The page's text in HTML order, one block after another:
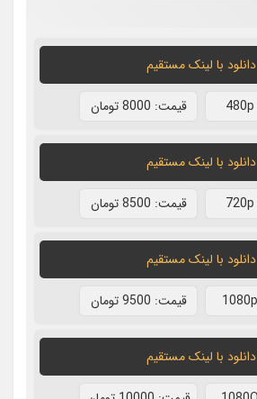
دانلود با لينک مستقيم
قيمت: 8000 تومان
دانلود با لينک مستقيم
قيمت: 8500 تومان
دانلود با لينک مستقيم
قيمت: 9500 تومان
دانلود با لينک مستقيم